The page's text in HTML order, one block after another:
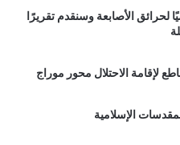
لحرائق الأصابعة وسنقدم تقريرًا
لإقامة الاحتلال محور موراج
الإسلامية